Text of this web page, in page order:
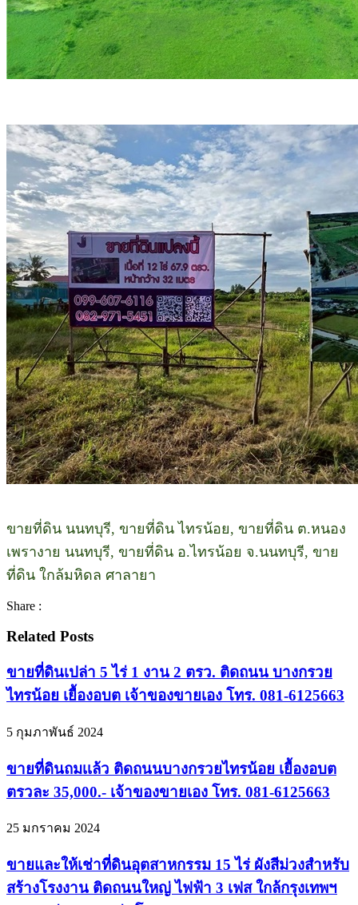
ขายที่ดิน นนทบุรี, ขายที่ดิน ไทรน้อย, ขายที่ดิน ต.หนอง
เพรางาย นนทบุรี, ขายที่ดิน อ.ไทรน้อย จ.นนทบุรี, ขาย
ที่ดิน ใกล้มหิดล ศาลายา
Share :
Related Posts
ขายที่ดินเปล่า 5 ไร่ 1 งาน 2 ตรว. ติดถนน บางกรวย
ไทรน้อย เยื้องอบต เจ้าของขายเอง โทร. 081-6125663
5 กุมภาพันธ์ 2024
ขายที่ดินถมเเล้ว ติดถนนบางกรวยไทรน้อย เยื้องอบต
ตรวละ 35,000.- เจ้าของขายเอง โทร. 081-6125663
25 มกราคม 2024
ขายและให้เช่าที่ดินอุตสาหกรรม 15 ไร่ ผังสีม่วงสำหรับ
สร้างโรงงาน ติดถนนใหญ่ ไฟฟ้า 3 เฟส ใกล้กรุงเทพฯ